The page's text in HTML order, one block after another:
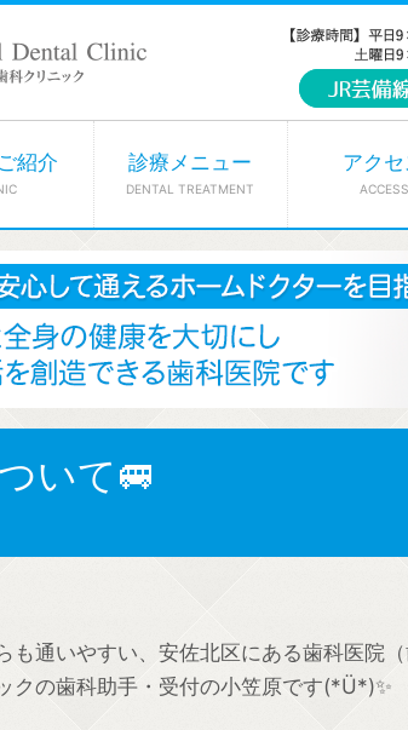
紹介 診療メニュー
DENTAL TREATMENT
アクセ
ACCESS
いて🚐
通いやすい、安佐北区にある歯科医院（
クの歯科助手・受付の小笠原です(*Ü*)✨